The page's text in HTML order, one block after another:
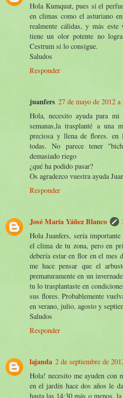
Hola Kumquat, pues si el
en climas como el asturiano
realmente cálidas, y más
tiene un olor potente no
Cestrum si lo consigue.
Saludos
Responder
juanfers 27 de mayo de 2012
Hola, necesito ayuda para mi
semanas,la trasplanté a una
preciosa y llena de flores. en
todas. No parece tener
demasiado riego
¿qué ha podido pasar?
Os agradezco vuestra ayuda
Responder
José María Yáñez Blanco
Hola Juanfers, sería
el clima de tu zona, pero en
debería estar en flor en el mes
me hace pensar que el
prematuramente en un
tu lo trasplantaste en
sus flores. Probablemente
en verano, julio, agosto y
Saludos
Responder
lajanda 2 de septiembre de
Hola! necesito me ayuden con
en el jardín hace dos años le
hasta las 14:30 más o menos,